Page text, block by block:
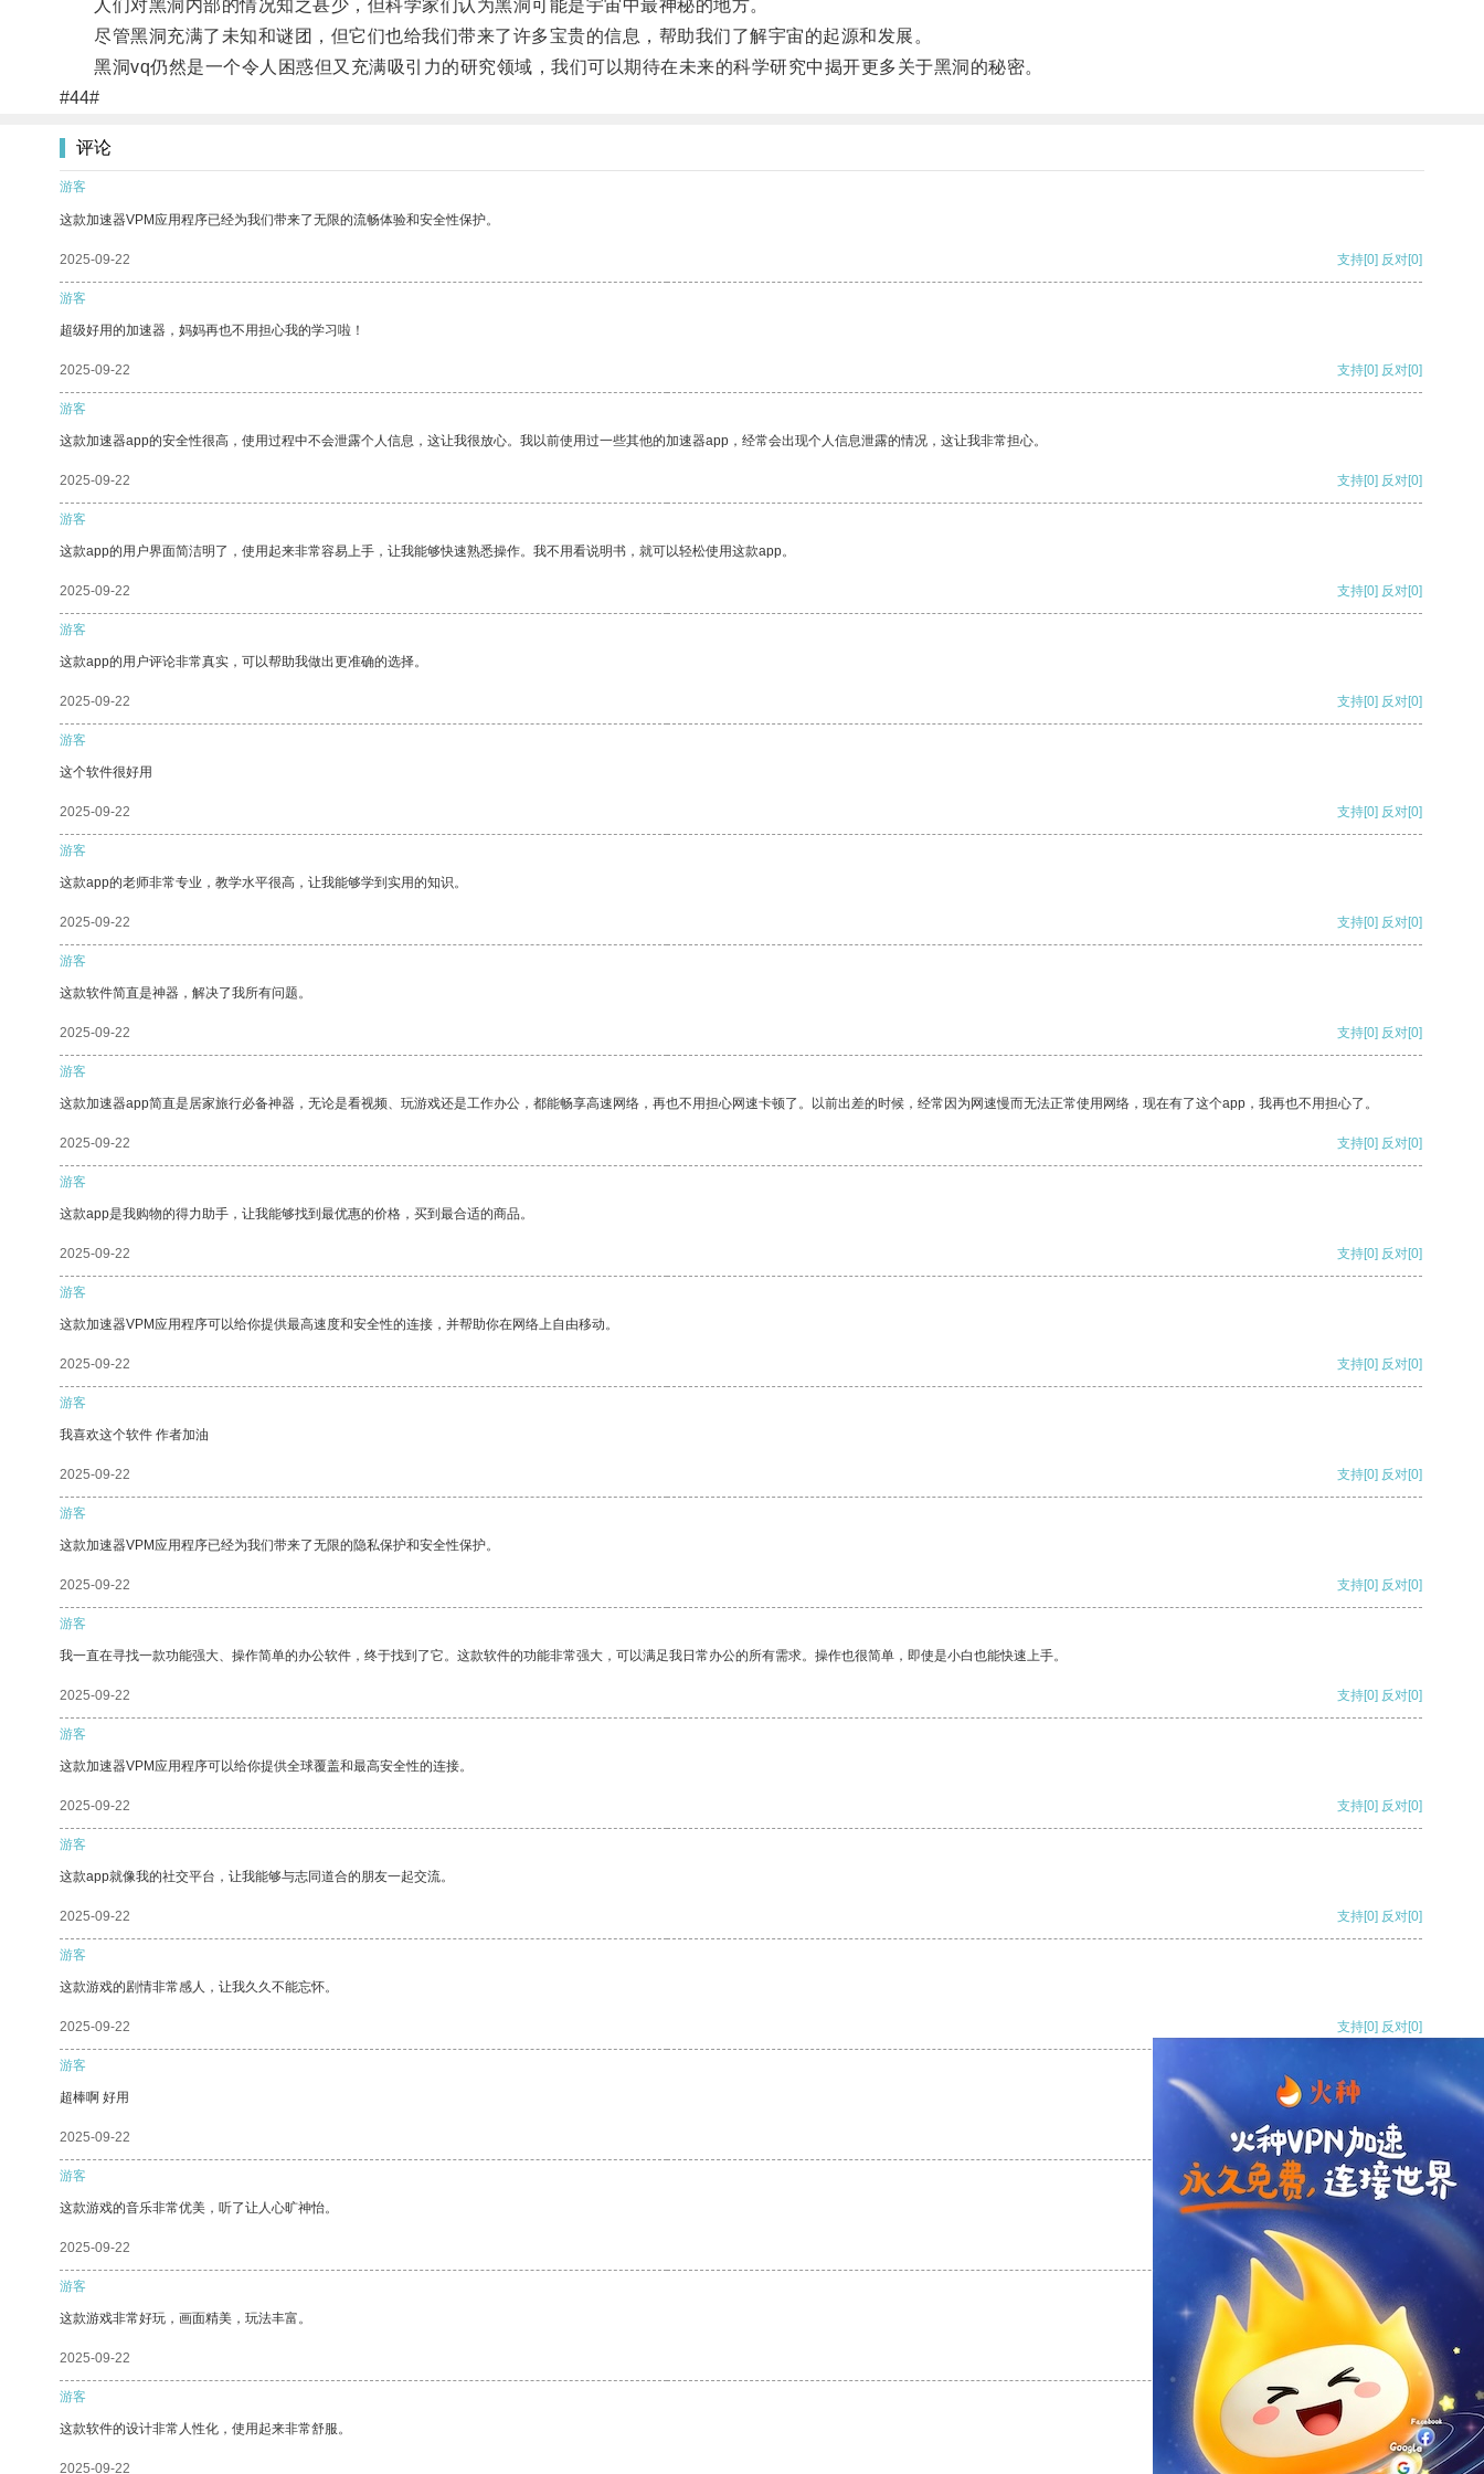
人们对黑洞内部的情况知之甚少，但科学家们认为黑洞可能是宇宙中最神秘的地方。
尽管黑洞充满了未知和谜团，但它们也给我们带来了许多宝贵的信息，帮助我们了解宇宙的起源和发展。
黑洞vq仍然是一个令人困惑但又充满吸引力的研究领域，我们可以期待在未来的科学研究中揭开更多关于黑洞的秘密。
#44#
评论
游客
这款加速器VPM应用程序已经为我们带来了无限的流畅体验和安全性保护。
2025-09-22 支持[0] 反对[0]
游客
超级好用的加速器，妈妈再也不用担心我的学习啦！
2025-09-22 支持[0] 反对[0]
游客
这款加速器app的安全性很高，使用过程中不会泄露个人信息，这让我很放心。我以前使用过一些其他的加速器app，经常会出现个人信息泄露的情况，这让我非常担心。
2025-09-22 支持[0] 反对[0]
游客
这款app的用户界面简洁明了，使用起来非常容易上手，让我能够快速熟悉操作。我不用看说明书，就可以轻松使用这款app。
2025-09-22 支持[0] 反对[0]
游客
这款app的用户评论非常真实，可以帮助我做出更准确的选择。
2025-09-22 支持[0] 反对[0]
游客
这个软件很好用
2025-09-22 支持[0] 反对[0]
游客
这款app的老师非常专业，教学水平很高，让我能够学到实用的知识。
2025-09-22 支持[0] 反对[0]
游客
这款软件简直是神器，解决了我所有问题。
2025-09-22 支持[0] 反对[0]
游客
这款加速器app简直是居家旅行必备神器，无论是看视频、玩游戏还是工作办公，都能畅享高速网络，再也不用担心网速卡顿了。以前出差的时候，经常因为网速慢而无法正常使用网络，现在有了这个app，我再也不用担心了。
2025-09-22 支持[0] 反对[0]
游客
这款app是我购物的得力助手，让我能够找到最优惠的价格，买到最合适的商品。
2025-09-22 支持[0] 反对[0]
游客
这款加速器VPM应用程序可以给你提供最高速度和安全性的连接，并帮助你在网络上自由移动。
2025-09-22 支持[0] 反对[0]
游客
我喜欢这个软件 作者加油
2025-09-22 支持[0] 反对[0]
游客
这款加速器VPM应用程序已经为我们带来了无限的隐私保护和安全性保护。
2025-09-22 支持[0] 反对[0]
游客
我一直在寻找一款功能强大、操作简单的办公软件，终于找到了它。这款软件的功能非常强大，可以满足我日常办公的所有需求。操作也很简单，即使是小白也能快速上手。
2025-09-22 支持[0] 反对[0]
游客
这款加速器VPM应用程序可以给你提供全球覆盖和最高安全性的连接。
2025-09-22 支持[0] 反对[0]
游客
这款app就像我的社交平台，让我能够与志同道合的朋友一起交流。
2025-09-22 支持[0] 反对[0]
游客
这款游戏的剧情非常感人，让我久久不能忘怀。
2025-09-22 支持[0] 反对[0]
游客
超棒啊 好用
2025-09-22 支持[0] 反对
游客
这款游戏的音乐非常优美，听了让人心旷神怡。
2025-09-22 支持
游客
这款游戏非常好玩，画面精美，玩法丰富。
2025-09-22 反对 [0]
游客
这款软件的设计非常人性化，使用起来非常舒服。
2025-09-22 支持[0] 反对[0]